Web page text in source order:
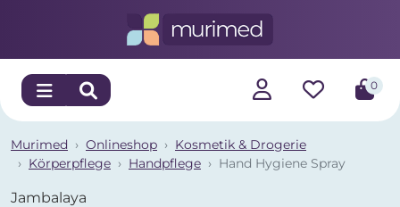
0
Murimed Onlineshop
Kosmetik & Drogerie
Körperpflege
Handpflege Hand Hygiene Spray
Jambalaya